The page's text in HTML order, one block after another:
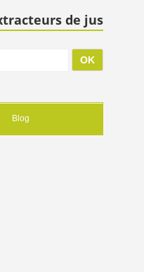
de jus
Blog